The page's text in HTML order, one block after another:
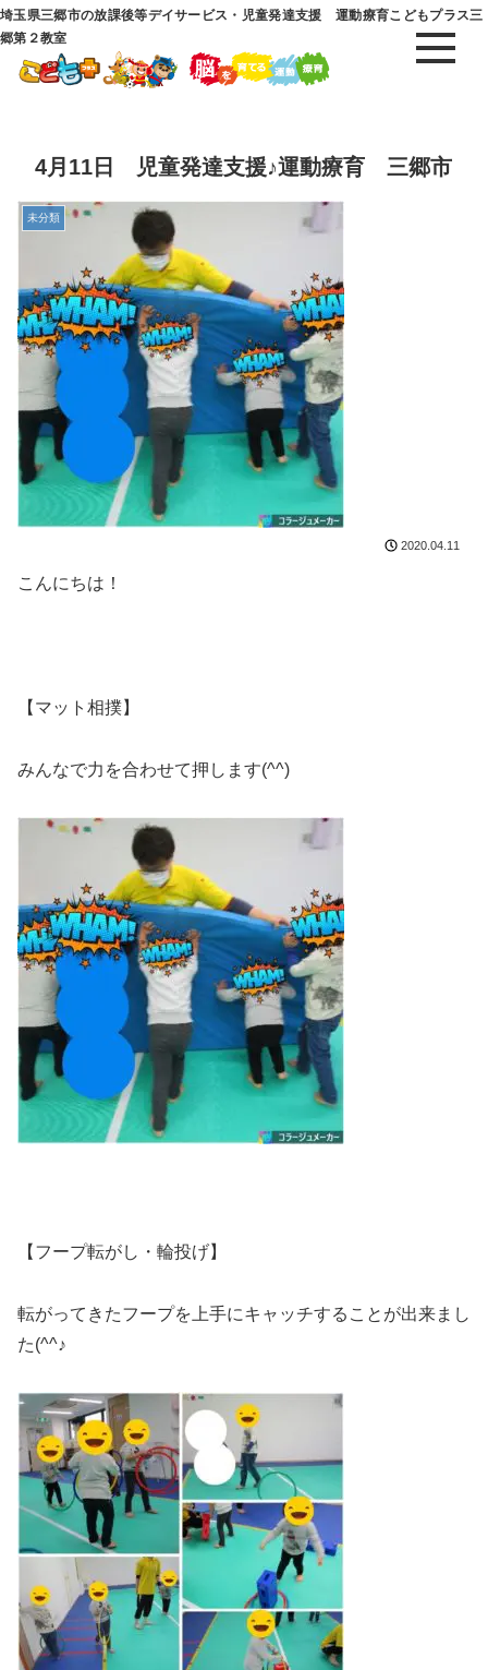
埼玉県三郷市の放課後等デイサービス・児童発達支援 運動療育こどもプラス三
郷第２教室
4月11日 児童発達支援♪運動療育 三郷市
未分類
2020.04.11
こんにちは！
【マット相撲】
みんなで力を合わせて押します(^^)
【フープ転がし・輪投げ】
転がってきたフープを上手にキャッチすることが出来まし
た(^^♪